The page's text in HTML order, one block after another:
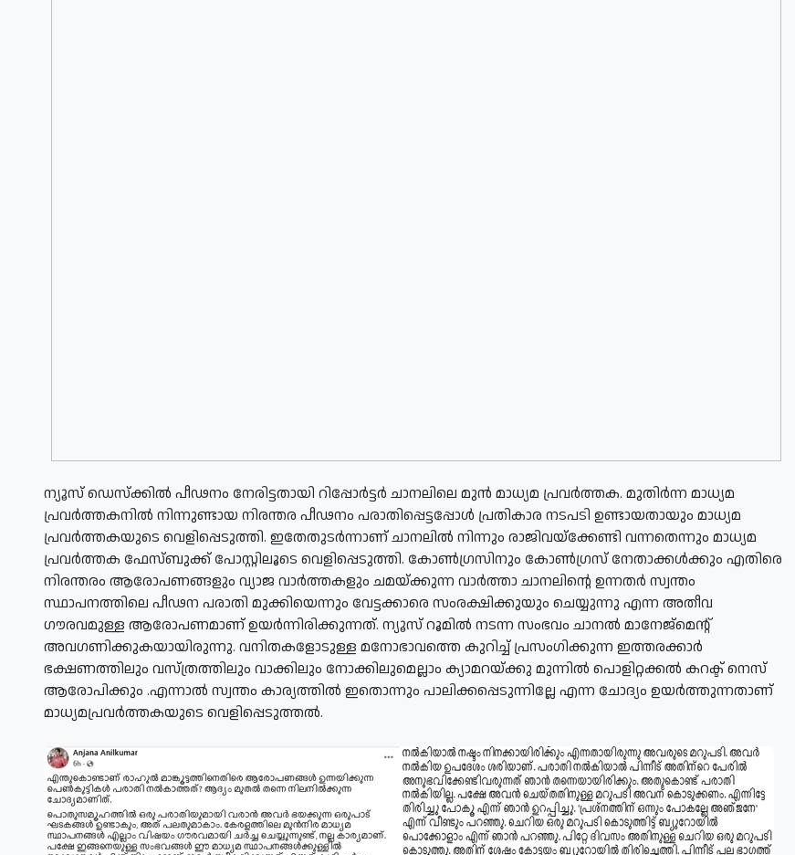
ന്യൂസ് ഡെസ്‌ക്കില്‍ പീഢനം നേരിട്ടതായി റിപ്പോര്‍ട്ടര്‍ ചാനലിലെ മുന്‍ മാധ്യമ പ്രവര്‍ത്തക. മുതിര്‍ന്ന മാധ്യമ
പ്രവര്‍ത്തകനില്‍ നിന്നുണ്ടായ നിരന്തര പീഢനം പരാതിപ്പെട്ടപ്പോള്‍ പ്രതികാര നടപടി ഉണ്ടായതായും മാധ്യമ
പ്രവര്‍ത്തകയുടെ വെളിപ്പെടുത്തി. ഇതേതുടര്‍ന്നാണ് ചാനലില്‍ നിന്നും രാജിവയ്ക്കേണ്ടി വന്നതെന്നും മാധ്യമ
പ്രവര്‍ത്തക ഫേസ്ബുക്ക് പോസ്റ്റിലൂടെ വെളിപ്പെടുത്തി. കോണ്‍ഗ്രസിനും കോണ്‍ഗ്രസ് നേതാക്കള്‍ക്കും എതിരെ
നിരന്തരം ആരോപണങ്ങളും വ്യാജ വാര്‍ത്തകളും ചമയ്ക്കുന്ന വാര്‍ത്താ ചാനലിന്റെ ഉന്നതര്‍ സ്വന്തം
സ്ഥാപനത്തിലെ പീഢന പരാതി മുക്കിയെന്നും വേട്ടക്കാരെ സംരക്ഷിക്കുയും ചെയ്യുന്നു എന്ന അതീവ
ഗൗരവമുള്ള ആരോപണമാണ് ഉയര്‍ന്നിരിക്കുന്നത്. ന്യൂസ് റൂമില്‍ നടന്ന സംഭവം ചാനല്‍ മാനേജ്‌മെന്റ്
അവഗണിക്കുകയായിരുന്നു. വനിതകളോടുള്ള മനോഭാവത്തെ കുറിച്ച് പ്രസംഗിക്കുന്ന ഇത്തരക്കാര്‍
ഭക്ഷണത്തിലും വസ്ത്രത്തിലും വാക്കിലും നോക്കിലുമെല്ലാം ക്യാമറയ്ക്കു മുന്നില്‍ പൊളിറ്റക്കല്‍ കറക്ട് നെസ്
ആരോപിക്കും .എന്നാല്‍ സ്വന്തം കാര്യത്തില്‍ ഇതൊന്നും പാലിക്കപ്പെടുന്നില്ലേ എന്ന ചോദ്യം ഉയര്‍ത്തുന്നതാണ്
മാധ്യമപ്രവര്‍ത്തകയുടെ വെളിപ്പെടുത്തല്‍.